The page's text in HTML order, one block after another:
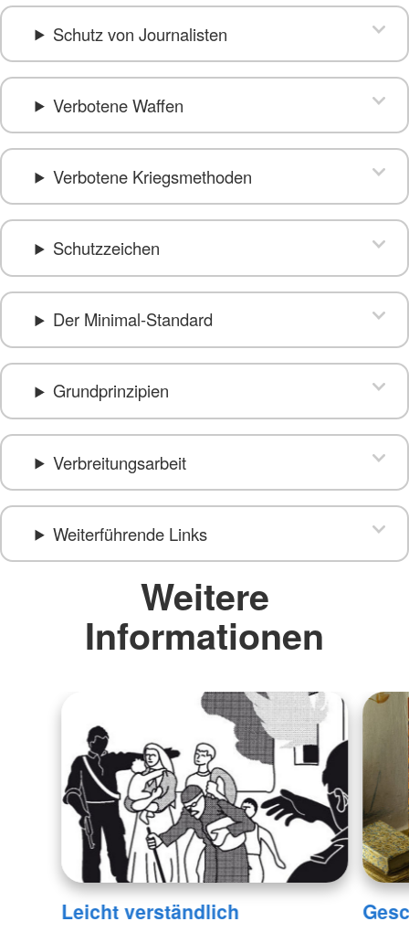
Schutz von Journalisten
Verbotene Waffen
Verbotene Kriegsmethoden
Schutzzeichen
Der Minimal-Standard
Grundprinzipien
Verbreitungsarbeit
Weiterführende Links
Weitere
Informationen
Leicht verständlich